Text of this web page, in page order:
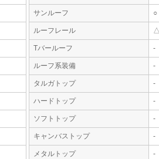
サンルーフ ○
ルーフレール
Tバールーフ -
ルーフ系装備 -
タルガトップ -
ハードトップ -
ソフトトップ -
キャンバストップ -
メタルトップ -